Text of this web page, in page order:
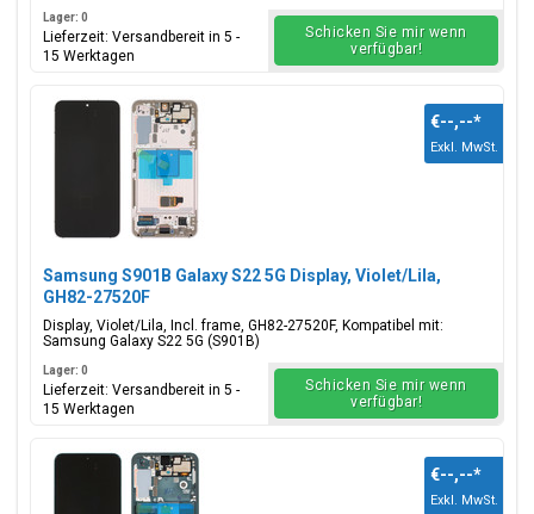
Lager: 0
Lieferzeit: Versandbereit in 5 -
15 Werktagen
Schicken Sie mir wenn
verfügbar!
Samsung S901B Galaxy S22 5G Display, Violet/Lila,
GH82-27520F
Display, Violet/Lila, Incl. frame, GH82-27520F, Kompatibel mit:
Samsung Galaxy S22 5G (S901B)
€--,--*
Exkl. MwSt.
Lager: 0
Lieferzeit: Versandbereit in 5 -
15 Werktagen
Schicken Sie mir wenn
verfügbar!
€--,--*
Exkl. MwSt.